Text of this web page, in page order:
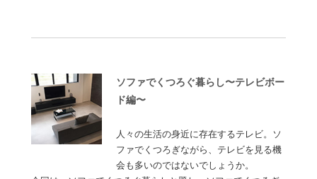
ソファでくつろぐ暮らし〜テレビボー
ド編〜
人々の生活の身近に存在するテレビ。ソ
ファでくつろぎながら、テレビを見る機
会も多いのではないでしょうか。